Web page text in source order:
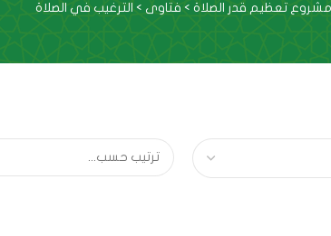
مشروع تعظيم قدر الصلاة > فتاوى > الترغيب في الصلاة